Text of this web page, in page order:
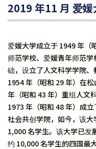
2019 年11 月 爱
爱媛大学成立于 1949 年（
师范学校、爱媛青年师范
础，设立了人文科学学院、
1954 年（昭和 29 年）在
年（昭和 43 年）重组人文
1973 年（昭和 48 年）成
社会共创学院，如今，该
1,000 名学生。该大学已发
约 10,000 名学生的四国最